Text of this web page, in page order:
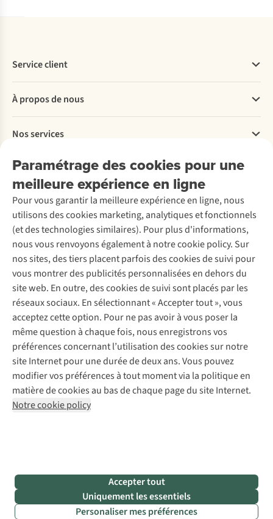
Paramétrage des cookies pour une
meilleure expérience en ligne
Pour vous garantir la meilleure expérience en ligne, nous
utilisons des cookies marketing, analytiques et fonctionnels
(et des technologies similaires). Pour plus d'informations,
nous vous renvoyons également à notre cookie policy. Sur
nos sites, des tiers placent parfois des cookies de suivi pour
vous montrer des publicités personnalisées en dehors du
site web. En outre, des cookies de suivi sont placés par les
réseaux sociaux. En sélectionnant « Accepter tout », vous
acceptez cette option. Pour ne pas avoir à vous poser la
même question à chaque fois, nous enregistrons vos
préférences concernant l’utilisation des cookies sur notre
site Internet pour une durée de deux ans. Vous pouvez
modifier vos préférences à tout moment via la politique en
matière de cookies au bas de chaque page du site Internet.
Notre cookie policy
Accepter tout
Uniquement les essentiels
Personaliser mes préférences
Service client
Commander
Payer
Livraison
Rétractation d'une commande
Entretien & réparations
Garantie
Contactez-nous
À propos de nous
Explore More
À propos d’Ayacucho
Nos magasins
À propos d’A.S.Adventure
Déclaration d'accessibilité
Nos services
Location / Location sports d’hiver
Entretien de ski
Service de lavage
Entretien de chaussures
Réparation de chaussures
Réparation de vêtements
Retouches
Pour les entreprises
Découvrez
A.S.Magazine
Explore Camp
Gear Check
Expertise & conseils
Abonnez-vous à la newsletter
Suivez-nous
Mentions légales
Politique de confidentialité
Conditions générales
Cookie Policy
AS Adventure Luxemburg SA,